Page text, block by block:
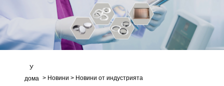
У
дома > Новини > Новини от индустрията